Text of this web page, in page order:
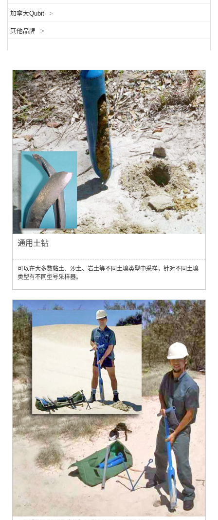
加拿大Qubit >
其他品牌 >
通用土钻
可以在大多数黏土、沙土、岩土等不同土壤类型中采样，针对不同土壤
类型有不同型号采样器。